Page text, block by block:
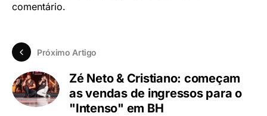
comentário.
Próximo Artigo
Zé Neto & Cristiano: começam
as vendas de ingressos para o
"Intenso" em BH